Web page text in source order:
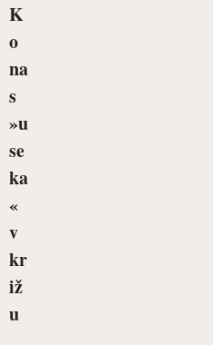
K
o
na
s
»u
se
ka
«
v
kr
iž
u